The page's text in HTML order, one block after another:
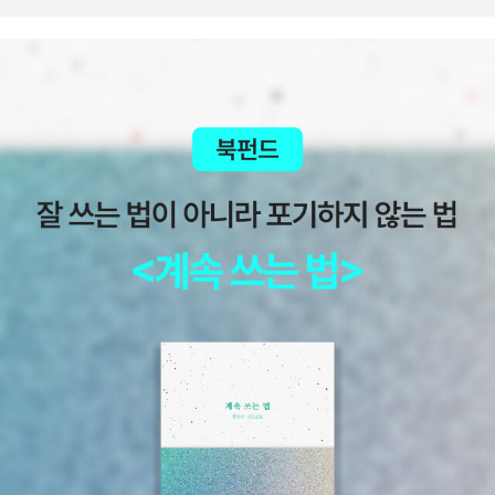
니하게도 《깨어남》을 영화화한 페니 마셜 <사랑의 기적>에서 로빈
윌리엄스는 파킨슨병 환자를 치료하는 의사 역으로 출연한다. 얼마나
짓궂은 운명의 장난인가. 그리고 2015년 올리버 색스의 별세 소식을
이 없다면 우리는 나도 너도 그 누구도 아니다. 로빈 윌리엄스, 올리버
하다. 어떤 의식의 강을 거슬러 올라가려 했는지.책이 가볍고 유광 처
리하지 않은 따뜻한 양장본이라 올리버 색스 유고로 매우 어울리는
디자인이다.그의 사려 깊은 글은 읽는 이를 책 속으로 깊숙이 끌어들
인다. ● 문학동네 세계문학전집 3월 달력을 보고... '인생은 계속되
어야 해. 우리에게 남은 것을 가지고 계속 나아가야 해.'ㅡ 존 업다이
여망 대로 벚꽃 대선이 실현된다면 더더욱. 4. 과학과학 분야에서는
교유서가의 첫단추 시리즈, 원서로는 옥스퍼드대출판부의 '아주 짧은
입문서' 시리즈의 책 세 권을 꼽는다. <과학철학>, <과학과 종교>, <
가격'에 구입할 수 있다. 더 얹자면 슈뢰딩거의 고양이를 제목으로 한
오한 연구, 그리고 결국 삶의 거의 끝에 가서 남긴 유산에 이르기까지
다양한 이야기를 들려준다.' 애덤 하트데이비스의 <슈뢰딩거의 고양
이>(시그마북스, 2017)는 '물리학의 역사를 관통하는 50가지 실
험'이 부제다. 에른스트 페터 피셔의 <슈뢰딩거의 고양이>(들녘, 20
09)은 '실험실에서 벌어진 실수나 집으로 가는 버스 안에서 꾼 꿈이